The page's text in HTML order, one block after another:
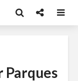
Parques